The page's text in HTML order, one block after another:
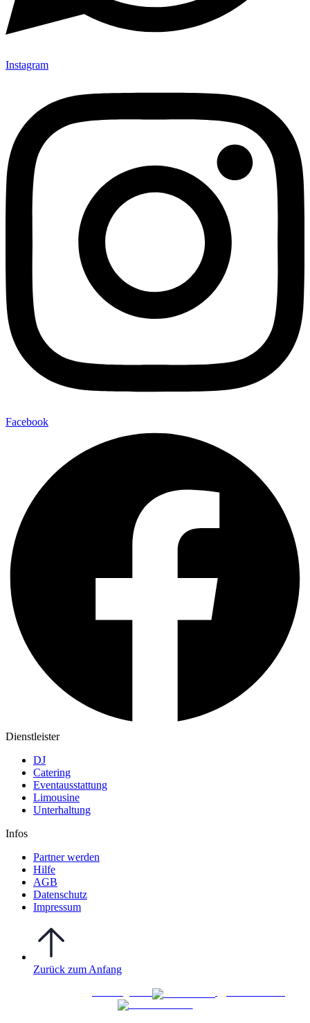
Instagram
Facebook
Dienstleister
DJ
Catering
Eventausstattung
Limousine
Unterhaltung
Infos
Partner werden
Hilfe
AGB
Datenschutz
Impressum
Zurück zum Anfang